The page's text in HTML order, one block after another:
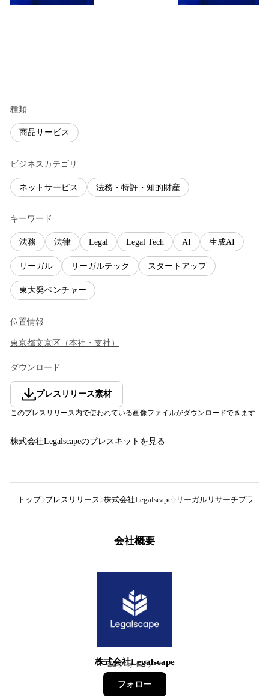
種類
商品サービス
ビジネスカテゴリ
ネットサービス 法務・特許・知的財産
キーワード
法務 法律 Legal Legal Tech AI 生成AI
リーガル リーガルテック スタートアップ
東大発ベンチャー
位置情報
東京都文京区 （本社・支社 ）
ダウンロード
プレスリリース素材
このプレスリリース内で使われている画像ファイルがダウンロードできます
株式会社Legalscapeのプレスキットを見る
トップ プレスリリース 株式会社Legalscape リーガルリサーチプラッ
会社概要
株式会社Legalscape
22フォロワー
フォロー